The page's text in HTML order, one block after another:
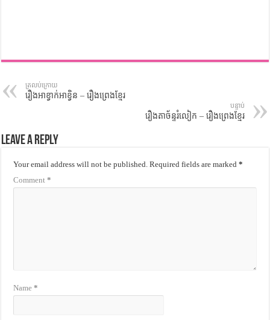
ត្រលប់ក្រោយ
រឿងអាខ្វាក់អាខ្វិន – រឿងព្រេងខ្មែរ
បន្ទាប់
រឿងតាច័ន្ទរំលៀក – រឿងព្រេងខ្មែរ
Leave a Reply
Your email address will not be published. Required fields are marked*
Comment*
Name*